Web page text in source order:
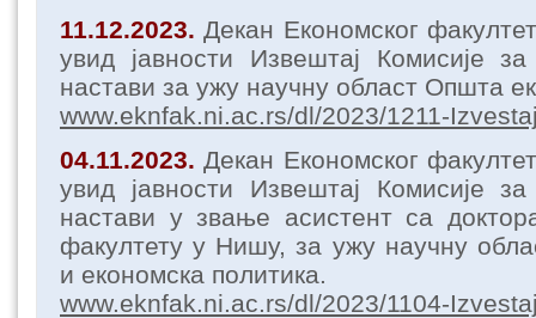
11.12.2023. Декан Економског
увид јавности Извештај Комисије
настави за ужу научну област Општа
www.eknfak.ni.ac.rs/dl/2023/1211-
04.11.2023. Декан Економског
увид јавности Извештај Комисије
настави у звање асистент са
факултету у Нишу, за ужу научну
и економска политика.
www.eknfak.ni.ac.rs/dl/2023/1104-